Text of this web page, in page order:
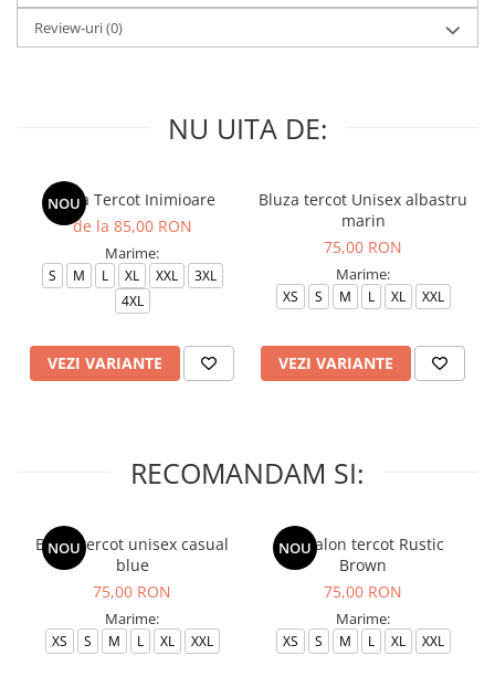
Review-uri(0)
NU UITA DE:
NOU
Bluza Tercot Inimioare
de la 85,00 RON
Marime:
S M L XL XXL
3XL
4XL
VEZI VARIANTE
Bluza tercot Unisex albastru
marin
75,00 RON
Marime:
XS S M L XL XXL
VEZI VARIANTE
RECOMANDAM SI:
NOU
Bluza tercot unisex casual
blue
75,00 RON
Marime:
XS S M L XL XXL
NOU
Pantalon tercot Rustic
Brown
75,00 RON
Marime:
XS S M L XL XXL